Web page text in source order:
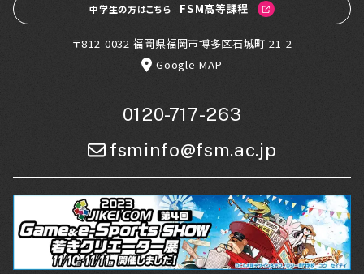
中学生の方はこちら FSM高等課程
〒812-0032 福岡県福岡市博多区石城町 21-2
Google MAP
0120-717-263
fsminfo@fsm.ac.jp